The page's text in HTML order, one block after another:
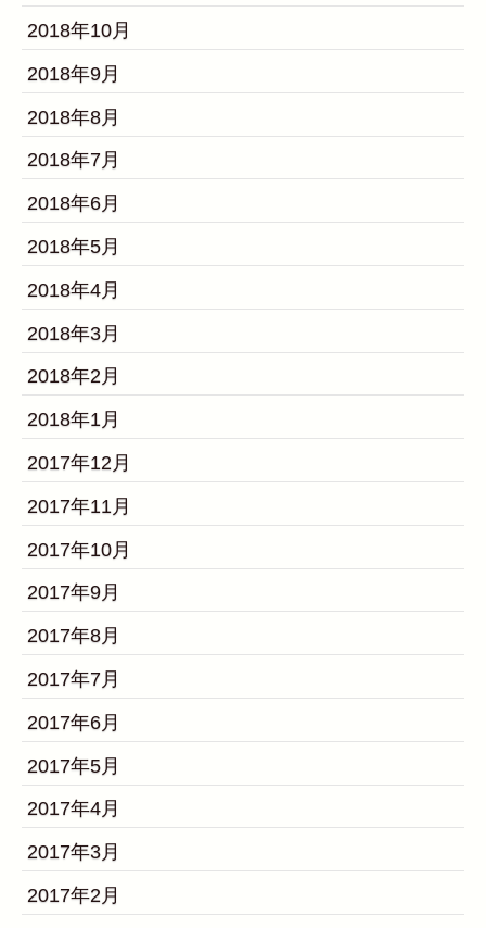
2018年10月
2018年9月
2018年8月
2018年7月
2018年6月
2018年5月
2018年4月
2018年3月
2018年2月
2018年1月
2017年12月
2017年11月
2017年10月
2017年9月
2017年8月
2017年7月
2017年6月
2017年5月
2017年4月
2017年3月
2017年2月